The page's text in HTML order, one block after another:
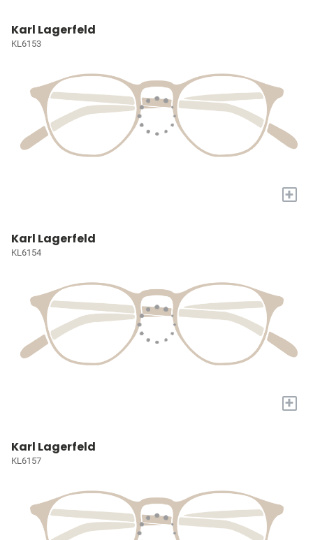
Karl Lagerfeld
KL6153
+
Karl Lagerfeld
KL6154
+
Karl Lagerfeld
KL6157